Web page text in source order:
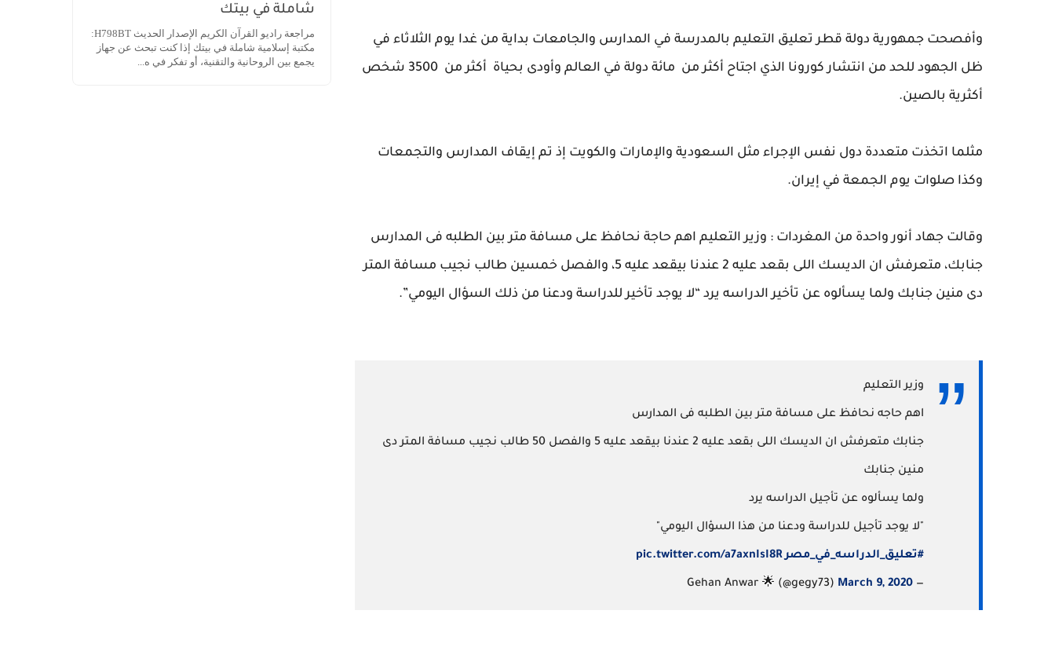
وأفصحت جمهورية دولة قطر تعليق التعليم بالمدرسة في المدارس والجامعات بداية من غدا يوم الثلاثاء في
ظل الجهود للحد من انتشار كورونا الذي اجتاح أكثر من مائة دولة في العالم وأودى بحياة أكثر من 3500 شخص
أكثرية بالصين.
مثلما اتخذت متعددة دول نفس الإجراء مثل السعودية والإمارات والكويت إذ تم إيقاف المدارس والتجمعات
وكذا صلوات يوم الجمعة في إيران.
وقالت جهاد أنور واحدة من المغردات : وزير التعليم اهم حاجة نحافظ على مسافة متر بين الطلبه فى المدارس
جنابك، متعرفش ان الديسك اللى بقعد عليه 2 عندنا بيقعد عليه 5، والفصل خمسين طالب نجيب مسافة المتر
دى منين جنابك ولما يسألوه عن تأخير الدراسه يرد “لا يوجد تأخير للدراسة ودعنا من ذلك السؤال اليومي”.
وزير التعليم
اهم حاجه نحافظ على مسافة متر بين الطلبه فى المدارس
جنابك متعرفش ان الديسك اللى بقعد عليه 2 عندنا بيقعد عليه 5 والفصل 50 طالب نجيب مسافة المتر دى
منين جنابك
ولما يسألوه عن تأجيل الدراسه يرد
"لا يوجد تأجيل للدراسة ودعنا من هذا السؤال اليومي"
#تعليق_الدراسه_في_مصر pic.twitter.com/a7axnIsI8R
— Gehan Anwar 🌟 (@gegy73)
March 9, 2020
شاملة في بيتك
مراجعة راديو القرآن الكريم الإصدار الحديث H798BT:
مكتبة إسلامية شاملة في بيتك إذا كنت تبحث عن جهاز
يجمع بين الروحانية والتقنية، أو تفكر في ه...